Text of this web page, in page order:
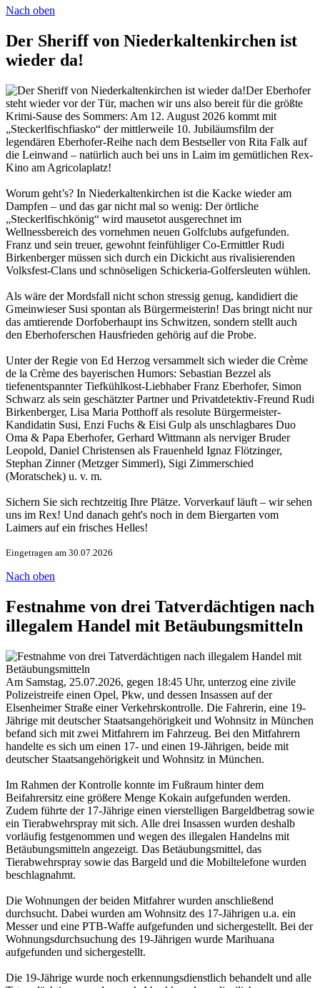
Nach oben
Der Sheriff von Niederkaltenkirchen ist
wieder da!
Der Eberhofer
steht wieder vor der Tür, machen wir uns also bereit für die größte
Krimi-Sause des Sommers: Am 12. August 2026 kommt mit
„Steckerlfischfiasko“ der mittlerweile 10. Jubiläumsfilm der
legendären Eberhofer-Reihe nach dem Bestseller von Rita Falk auf
die Leinwand – natürlich auch bei uns in Laim im gemütlichen Rex-
Kino am Agricolaplatz!
Worum geht’s? In Niederkaltenkirchen ist die Kacke wieder am
Dampfen – und das gar nicht mal so wenig: Der örtliche
„Steckerlfischkönig“ wird mausetot ausgerechnet im
Wellnessbereich des vornehmen neuen Golfclubs aufgefunden.
Franz und sein treuer, gewohnt feinfühliger Co-Ermittler Rudi
Birkenberger müssen sich durch ein Dickicht aus rivalisierenden
Volksfest-Clans und schnöseligen Schickeria-Golfersleuten wühlen.
Als wäre der Mordsfall nicht schon stressig genug, kandidiert die
Gmeinwieser Susi spontan als Bürgermeisterin! Das bringt nicht nur
das amtierende Dorfoberhaupt ins Schwitzen, sondern stellt auch
den Eberhoferschen Hausfrieden gehörig auf die Probe.
Unter der Regie von Ed Herzog versammelt sich wieder die Crème
de la Crème des bayerischen Humors: Sebastian Bezzel als
tiefenentspannter Tiefkühlkost-Liebhaber Franz Eberhofer, Simon
Schwarz als sein geschätzter Partner und Privatdetektiv-Freund Rudi
Birkenberger, Lisa Maria Potthoff als resolute Bürgermeister-
Kandidatin Susi, Enzi Fuchs & Eisi Gulp als unschlagbares Duo
Oma & Papa Eberhofer, Gerhard Wittmann als nerviger Bruder
Leopold, Daniel Christensen als Frauenheld Ignaz Flötzinger,
Stephan Zinner (Metzger Simmerl), Sigi Zimmerschied
(Moratschek) u. v. m.
Sichern Sie sich rechtzeitig Ihre Plätze. Vorverkauf läuft – wir sehen
uns im Rex! Und danach geht's noch in dem Biergarten vom
Laimers auf ein frisches Helles!
Eingetragen am 30.07.2026
Nach oben
Festnahme von drei Tatverdächtigen nach
illegalem Handel mit Betäubungsmitteln
Am Samstag, 25.07.2026, gegen 18:45 Uhr, unterzog eine zivile
Polizeistreife einen Opel, Pkw, und dessen Insassen auf der
Elsenheimer Straße einer Verkehrskontrolle. Die Fahrerin, eine 19-
Jährige mit deutscher Staatsangehörigkeit und Wohnsitz in München
befand sich mit zwei Mitfahrern im Fahrzeug. Bei den Mitfahrern
handelte es sich um einen 17- und einen 19-Jährigen, beide mit
deutscher Staatsangehörigkeit und Wohnsitz in München.
Im Rahmen der Kontrolle konnte im Fußraum hinter dem
Beifahrersitz eine größere Menge Kokain aufgefunden werden.
Zudem führte der 17-Jährige einen vierstelligen Bargeldbetrag sowie
ein Tierabwehrspray mit sich. Alle drei Insassen wurden deshalb
vorläufig festgenommen und wegen des illegalen Handelns mit
Betäubungsmitteln angezeigt. Das Betäubungsmittel, das
Tierabwehrspray sowie das Bargeld und die Mobiltelefone wurden
beschlagnahmt.
Die Wohnungen der beiden Mitfahrer wurden anschließend
durchsucht. Dabei wurden am Wohnsitz des 17-Jährigen u.a. ein
Messer und eine PTB-Waffe aufgefunden und sichergestellt. Bei der
Wohnungsdurchsuchung des 19-Jährigen wurde Marihuana
aufgefunden und sichergestellt.
Die 19-Jährige wurde noch erkennungsdienstlich behandelt und alle